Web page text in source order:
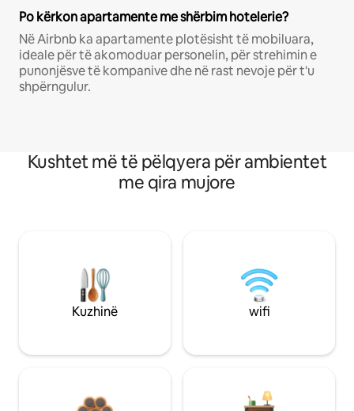
Po kërkon apartamente me shërbim hotelerie?
Në Airbnb ka apartamente plotësisht të mobiluara,
ideale për të akomoduar personelin, për strehimin e
punonjësve të kompanive dhe në rast nevoje për t'u
shpërngulur.
Kushtet më të pëlqyera për ambientet
me qira mujore
Kuzhinë wifi